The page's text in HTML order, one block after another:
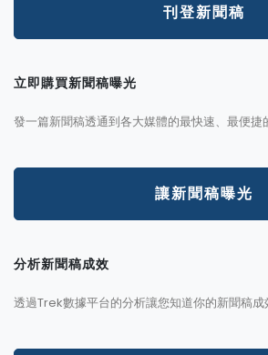
刊登新聞稿
立即購買新聞稿曝光
發一篇新聞稿透通到各大媒體的最快速、最便捷
讓新聞稿曝光
分析新聞稿成效
透過Trek數據平台的分析讓您知道你的新聞稿成